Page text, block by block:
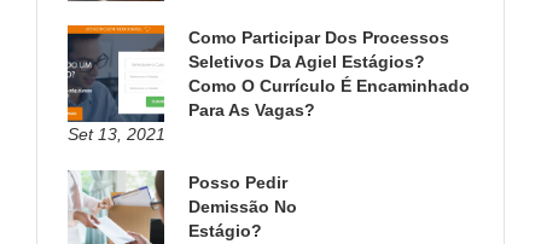
Como Participar Dos Processos
Seletivos Da Agiel Estágios?
Como O Currículo É Encaminhado
Para As Vagas?
Set 13, 2021
Posso Pedir
Demissão No
Estágio?